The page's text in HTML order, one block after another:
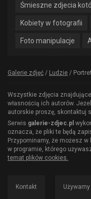
Śmieszne zdjecia
Kobiety w fotografii
Foto manipulacje
Galerie zdjęć / Ludzie /
Wszystkie zdjęcia
własnością ich autorów.
autorskie proszę, skontaktuj
Serwis galerie-zdjec.pl
oznacza, że pliki te będą
Przypominamy, że możesz
w programie, którego
temat plików cookies.
Kontakt